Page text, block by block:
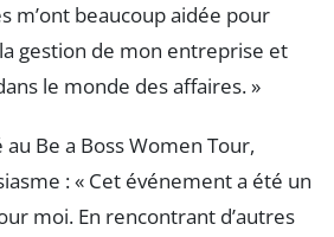
m’ont beaucoup aidée pour
gestion de mon entreprise et
le monde des affaires. »
Be a Boss Women Tour,
: « Cet événement a été un
moi. En rencontrant d’autres